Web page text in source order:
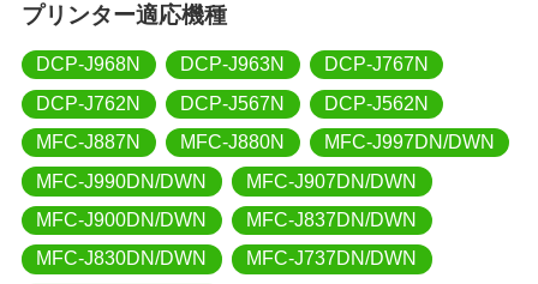
プリンター適応機種
DCP-J968N DCP-J963N
DCP-J767N
DCP-J762N
DCP-J567N
DCP-J562N
MFC-J887N
MFC-J880N
MFC-J997DN/DWN
MFC-J990DN/DWN
MFC-J907DN/DWN
MFC-J900DN/DWN
MFC-J837DN/DWN
MFC-J830DN/DWN
MFC-J737DN/DWN